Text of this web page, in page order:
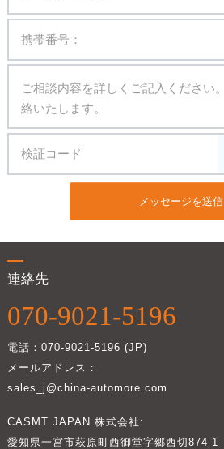
メッセージを送信
連絡先
070-9021-5196
電話：070-9021-5196 (JP)
メールアドレス：
sales_j@china-automore.com
CASMT JAPAN 株式会社:
愛知県一宮市萩原町西御堂字郷西切874-1